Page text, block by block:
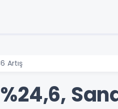
Artış